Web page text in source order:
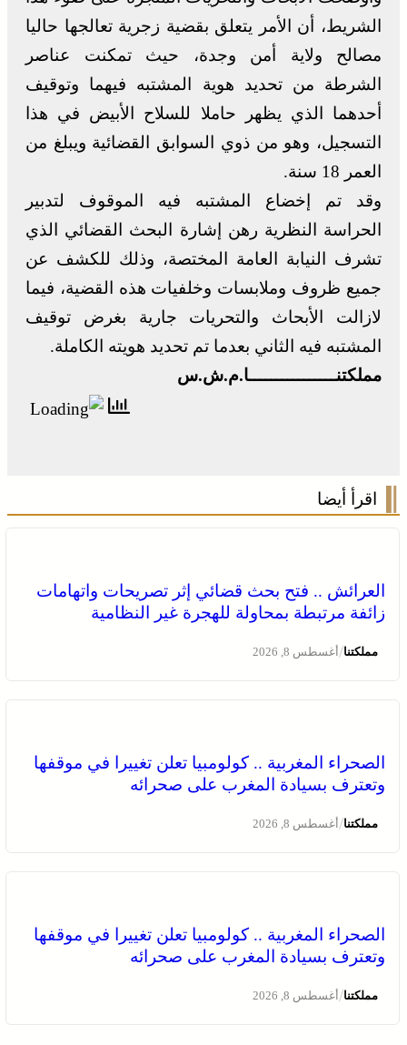
الشريط، أن الأمر يتعلق بقضية زجرية تعالجها حاليا
مصالح ولاية أمن وجدة، حيث تمكنت عناصر
الشرطة من تحديد هوية المشتبه فيهما وتوقيف
أحدهما الذي يظهر حاملا للسلاح الأبيض في هذا
التسجيل، وهو من ذوي السوابق القضائية ويبلغ من
العمر 18 سنة.
وقد تم إخضاع المشتبه فيه الموقوف لتدبير
الحراسة النظرية رهن إشارة البحث القضائي الذي
تشرف النيابة العامة المختصة، وذلك للكشف عن
جميع ظروف وملابسات وخلفيات هذه القضية، فيما
لازالت الأبحاث والتحريات جارية بغرض توقيف
المشتبه فيه الثاني بعدما تم تحديد هويته الكاملة.
مملكتنــــــــــــــــا.م.ش.س
اقرأ أيضا
العرائش .. فتح بحث قضائي إثر تصريحات واتهامات
زائفة مرتبطة بمحاولة للهجرة غير النظامية
مملكتنا/أغسطس 8, 2026
الصحراء المغربية .. كولومبيا تعلن تغييرا في موقفها
وتعترف بسيادة المغرب على صحرائه
مملكتنا/أغسطس 8, 2026
الصحراء المغربية .. كولومبيا تعلن تغييرا في موقفها
وتعترف بسيادة المغرب على صحرائه
مملكتنا/أغسطس 8, 2026